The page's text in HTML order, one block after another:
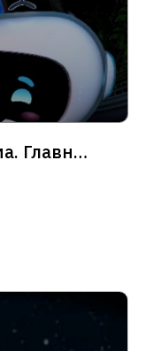
Полнокупольная программа. Главное чудо Вселенной